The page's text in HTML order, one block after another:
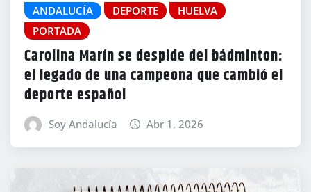
ANDALUCÍA DEPORTE
HUELVA
PORTADA
Carolina Marín se despide del bádminton:
el legado de una campeona que cambió el
deporte español
Soy Andalucía Abr 1, 2026